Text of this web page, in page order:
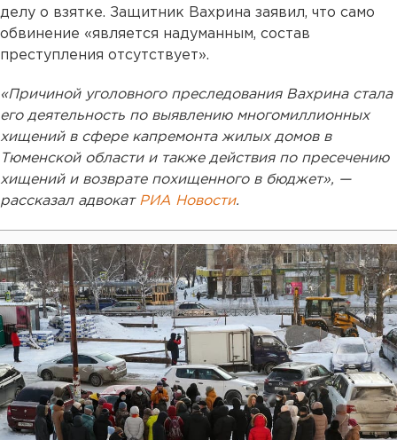
делу о взятке. Защитник Вахрина заявил, что само
обвинение «является надуманным, состав
преступления отсутствует».
«Причиной уголовного преследования Вахрина стала
его деятельность по выявлению многомиллионных
хищений в сфере капремонта жилых домов в
Тюменской области и также действия по пресечению
хищений и возврате похищенного в бюджет», —
рассказал адвокат РИА Новости.